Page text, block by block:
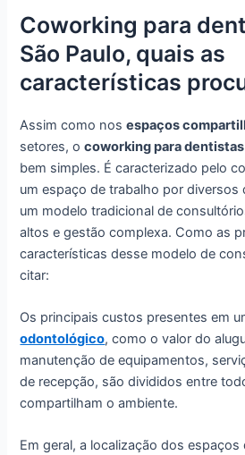
Coworking para
São Paulo, quais as
características
Assim como nosespaços
setores, ocoworking para dentistas
bem simples. É caracterizado pelo
um espaço de trabalho por diversos
um modelo tradicional de
altos e gestão complexa. Como as
características desse modelo de
citar:
Os principais custos presentes em
odontológico, como o valor do
manutenção de equipamentos,
de recepção, são divididos entre
compartilham o ambiente.
Em geral, a localização dos